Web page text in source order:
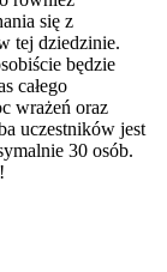
się z
tej dziedzinie.
będzie
całego
wrażeń oraz
uczestników jest
30 osób.